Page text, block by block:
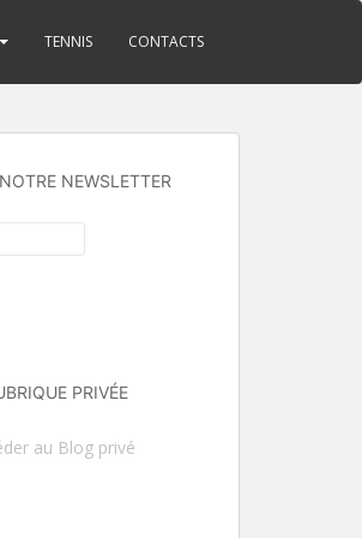
TENNIS CONTACTS
NEWSLETTER
PRIVÉE
au Blog privé